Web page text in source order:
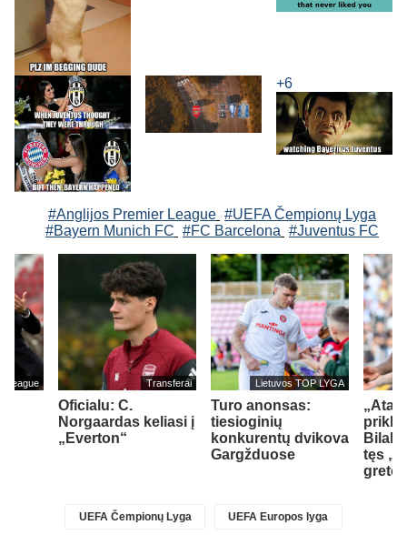
+6
#Anglijos Premier League #UEFA Čempionų Lyga
#Bayern Munich FC #FC Barcelona #Juventus FC
League Transferai
Oficialu: C.
Norgaardas keliasi į
„Everton“
Lietuvos TOP LYGA
Turo anonsas:
tiesioginių
konkurentų dvikova
Gargžduose
Bilal
tęs
UEFA Čempionų Lyga UEFA Europos lyga